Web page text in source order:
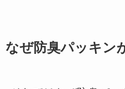
なぜ防臭パッキン